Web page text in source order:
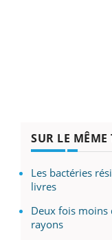
SUR LE MÊME
Les bactéries
livres
Deux fois moins
rayons